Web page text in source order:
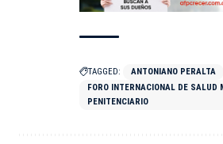
TAGGED:
ANTONIANO PERALTA
FORO INTERNACIONAL DE SALUD
PENITENCIARIO